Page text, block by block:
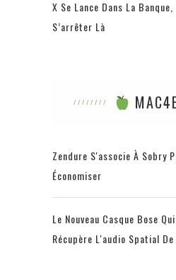
X Se Lance Dans La
S’arrêter Là
Zendure S'associe À Sobry
Économiser
Le Nouveau Casque Bose
Récupère L'audio Spatial